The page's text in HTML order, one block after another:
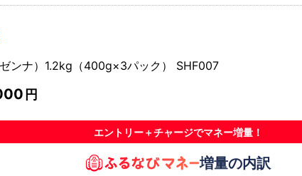
ンナ）1.2kg（400g×3パック） SHF007
エントリー＋チャージでマネー増量！
増量の内訳